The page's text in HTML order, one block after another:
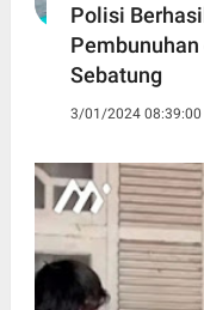
Polisi
Sebatung
3/01/2024 08:39:00